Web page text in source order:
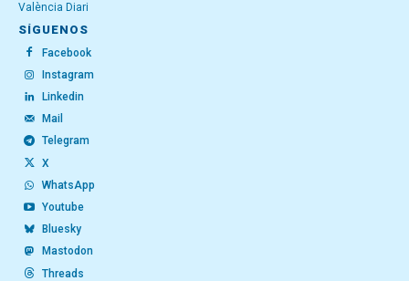
València Diari
SÍGUENOS
Facebook
Instagram
Linkedin
Mail
Telegram
X
WhatsApp
Youtube
Bluesky
Mastodon
Threads